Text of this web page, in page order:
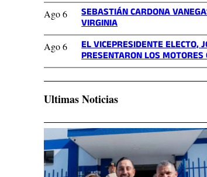
Ago 6 SEBASTIÁN CARDONA
VIRGINIA
Ago 6 EL VICEPRESIDENTE ELECTO,
PRESENTARON LOS
Ultimas Noticias